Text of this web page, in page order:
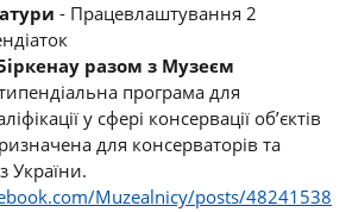
- Працевлаштування 2
разом з Музеєм
програма для
у сфері консервації об’єктів
для консерваторів та
України.
Muzealnicy/posts/48241538